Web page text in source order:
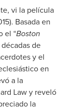
vi la película
Basada en
el “Boston
de
y el
en
a la
Law y reveló
la